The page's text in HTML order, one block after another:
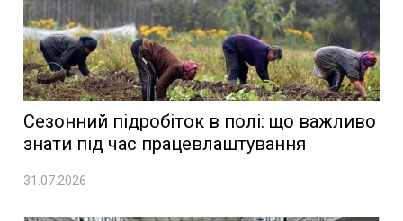
Сезонний підробіток в полі: що важливо
знати під час працевлаштування
31.07.2026